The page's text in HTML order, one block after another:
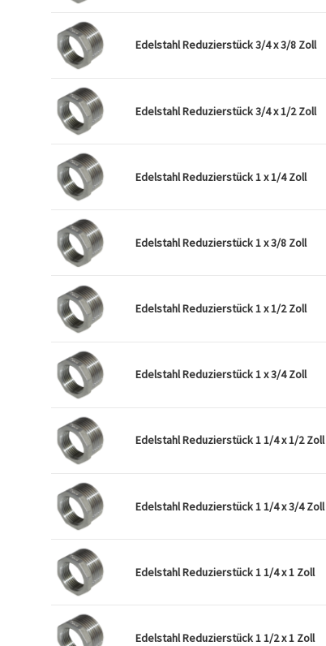
Edelstahl Reduzierstück 3/4 x 3/8 Zoll
Edelstahl Reduzierstück 3/4 x 1/2 Zoll
Edelstahl Reduzierstück 1 x 1/4 Zoll
Edelstahl Reduzierstück 1 x 3/8 Zoll
Edelstahl Reduzierstück 1 x 1/2 Zoll
Edelstahl Reduzierstück 1 x 3/4 Zoll
Edelstahl Reduzierstück 1 1/4 x 1/2 Zoll
Edelstahl Reduzierstück 1 1/4 x 3/4 Zoll
Edelstahl Reduzierstück 1 1/4 x 1 Zoll
Edelstahl Reduzierstück 1 1/2 x 1 Zoll